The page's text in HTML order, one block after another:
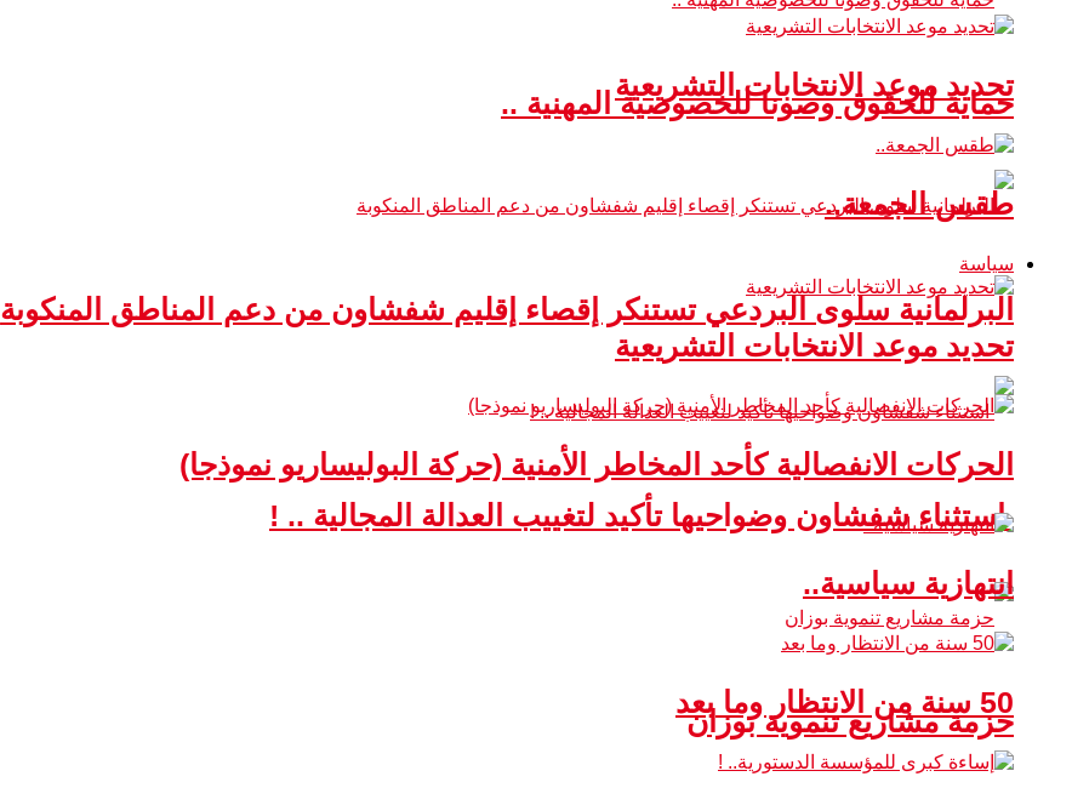
حماية للحقوق وصونا للخصوصية المهنية ..
البرلمانية سلوى البردعي تستنكر إقصاء إقليم شفشاون من دعم المناطق المنكوبة
استثناء شفشاون وضواحيها تأكيد لتغييب العدالة المجالية .. !
حزمة مشاريع تنموية بوزان
تحديد موعد الانتخابات التشريعية
طقس الجمعة..
سياسة
تحديد موعد الانتخابات التشريعية
الحركات الانفصالية كأحد المخاطر الأمنية (حركة البوليساريو نموذجا)
انتهازية سياسية..
50 سنة من الانتظار وما بعد